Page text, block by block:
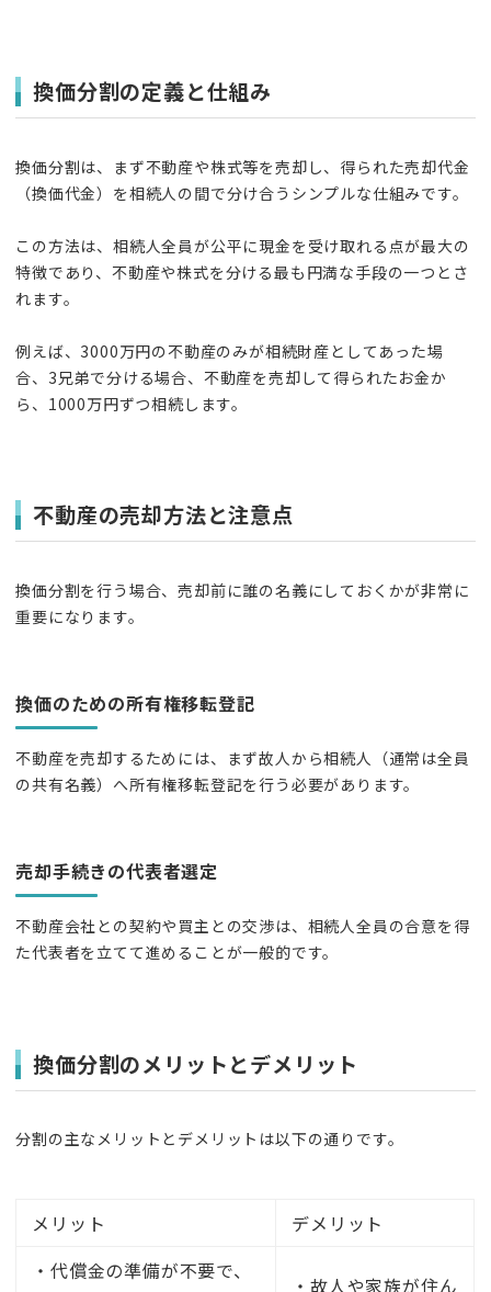
換価分割の定義と仕組み
換価分割は、まず不動産や株式等を売却し、得られた売却代金
（換価代金）を相続人の間で分け合うシンプルな仕組みです。
この方法は、相続人全員が公平に現金を受け取れる点が最大の
特徴であり、不動産や株式を分ける最も円満な手段の一つとさ
れます。
例えば、3000万円の不動産のみが相続財産としてあった場
合、3兄弟で分ける場合、不動産を売却して得られたお金か
ら、1000万円ずつ相続します。
不動産の売却方法と注意点
換価分割を行う場合、売却前に誰の名義にしておくかが非常に
重要になります。
換価のための所有権移転登記
不動産を売却するためには、まず故人から相続人（通常は全員
の共有名義）へ所有権移転登記を行う必要があります。
売却手続きの代表者選定
不動産会社との契約や買主との交渉は、相続人全員の合意を得
た代表者を立てて進めることが一般的です。
換価分割のメリットとデメリット
分割の主なメリットとデメリットは以下の通りです。
メリット
デメリット
・代償金の準備が不要で、
・故人や家族が住ん